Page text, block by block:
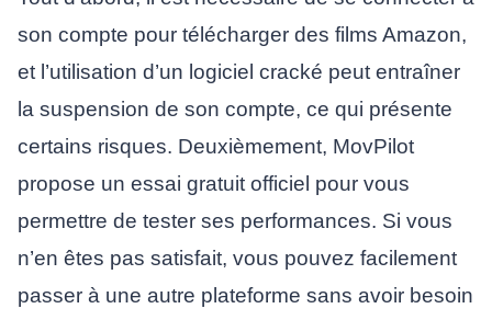
son compte pour télécharger des films Amazon,
et l’utilisation d’un logiciel cracké peut entraîner
la suspension de son compte, ce qui présente
certains risques. Deuxièmement, MovPilot
propose un essai gratuit officiel pour vous
permettre de tester ses performances. Si vous
n’en êtes pas satisfait, vous pouvez facilement
passer à une autre plateforme sans avoir besoin